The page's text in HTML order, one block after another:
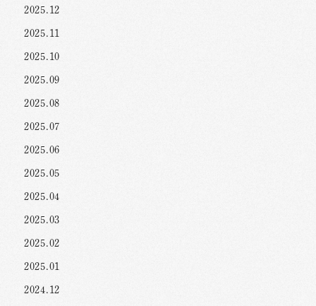
2025.12
2025.11
2025.10
2025.09
2025.08
2025.07
2025.06
2025.05
2025.04
2025.03
2025.02
2025.01
2024.12